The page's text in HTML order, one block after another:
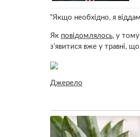
“Якщо необхідно, я
Як повідомлялось, у
з’явитися вже у травні,
Джерело